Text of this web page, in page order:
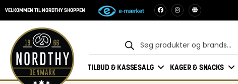
VELKOMMEN TIL NORDTHY SHOPPEN
TILBUD & KASSESALG KAGER & SNACKS